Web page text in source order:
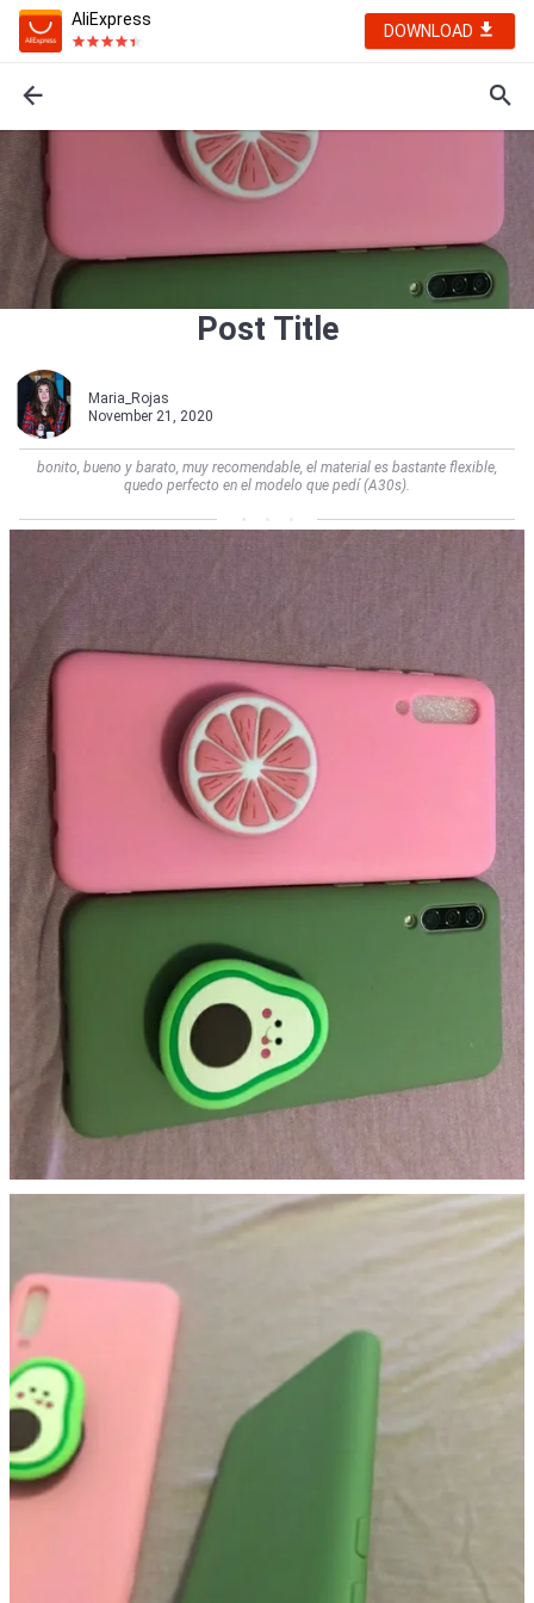
AliExpress
DOWNLOAD
Post Title
Maria_Rojas
November 21, 2020
bonito, bueno y barato, muy recomendable, el material es bastante flexible,
quedo perfecto en el modelo que pedí (A30s).